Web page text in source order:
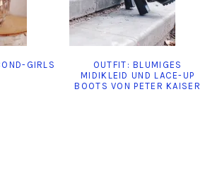
GIRLS
OUTFIT: BLUMIGES
MIDIKLEID UND LACE-UP
BOOTS VON PETER KAISER